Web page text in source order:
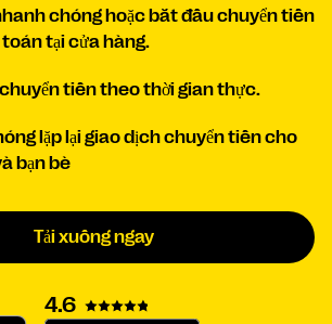
chóng hoặc bắt đầu chuyển tiền
tại cửa hàng.
tiền theo thời gian thực.
lặp lại giao dịch chuyển tiền cho
bạn bè
Tải xuống ngay
4.6